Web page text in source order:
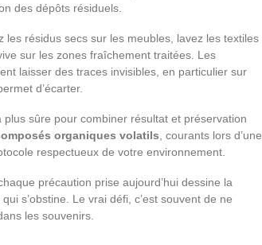
des dépôts résiduels.
les résidus secs sur les meubles, lavez les textiles
sur les zones fraîchement traitées. Les
laisser des traces invisibles, en particulier sur
d’écarter.
sûre pour combiner résultat et préservation
organiques volatils , courants lors d’une
respectueux de votre environnement.
précaution prise aujourd’hui dessine la
s’obstine. Le vrai défi, c’est souvent de ne
les souvenirs.